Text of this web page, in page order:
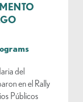
del
en el Rally
Públicos